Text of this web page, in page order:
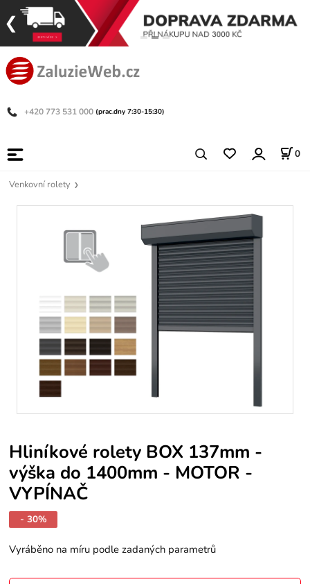
+420 773 531 000 (prac.dny 7:30-15:30)
0
Venkovní rolety
Hliníkové rolety BOX 137mm -
výška do 1400mm - MOTOR -
VYPÍNAČ
- 30%
Vyráběno na míru podle zadaných parametrů